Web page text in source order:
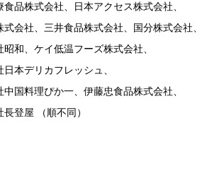
食品株式会社、日本アクセス株式会社、
式会社、三井食品株式会社、国分株式会社、
昭和、ケイ低温フーズ株式会社、
日本デリカフレッシュ、
中国料理ぴか一、伊藤忠食品株式会社、
長登屋
（順不同）